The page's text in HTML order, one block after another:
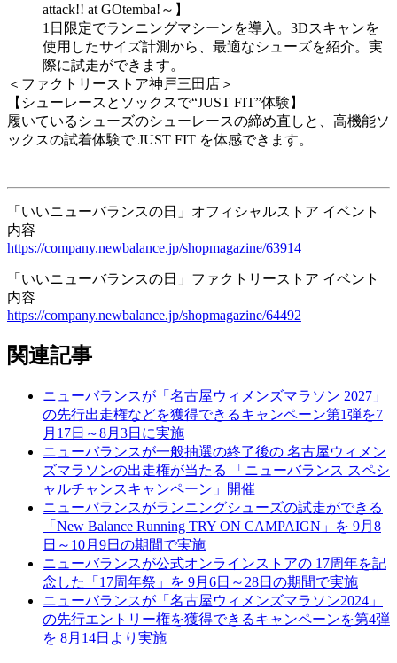
attack!! at GOtemba!～】
1日限定でランニングマシーンを導入。3Dスキャンを
使用したサイズ計測から、最適なシューズを紹介。実
際に試走ができます。
＜ファクトリーストア神戸三田店＞
【シューレースとソックスで“JUST FIT”体験】
履いているシューズのシューレースの締め直しと、高機能ソ
ックスの試着体験で JUST FIT を体感できます。
「いいニューバランスの日」オフィシャルストア イベント
内容
https://company.newbalance.jp/shopmagazine/63914
「いいニューバランスの日」ファクトリーストア イベント
内容
https://company.newbalance.jp/shopmagazine/64492
関連記事
ニューバランスが「名古屋ウィメンズマラソン 2027」
の先行出走権などを獲得できるキャンペーン第1弾を7
月17日～8月3日に実施
ニューバランスが一般抽選の終了後の 名古屋ウィメン
ズマラソンの出走権が当たる 「ニューバランス スペシ
ャルチャンスキャンペーン」開催
ニューバランスがランニングシューズの試走ができる
「New Balance Running TRY ON CAMPAIGN」を 9月8
日～10月9日の期間で実施
ニューバランスが公式オンラインストアの 17周年を記
念した「17周年祭」を 9月6日～28日の期間で実施
ニューバランスが「名古屋ウィメンズマラソン2024」
の先行エントリー権を獲得できるキャンペーンを第4弾
を 8月14日より実施